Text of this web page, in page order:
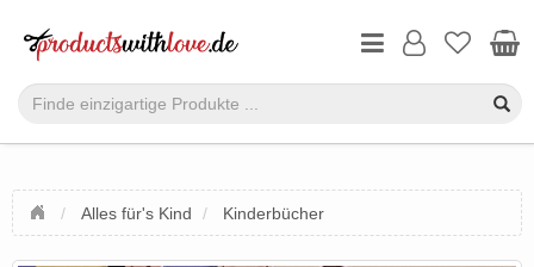
Alles für's Kind Kinderbücher